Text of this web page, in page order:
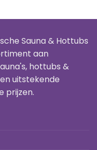
Sauna & Hottubs
aan
hottubs &
uitstekende
prijzen.